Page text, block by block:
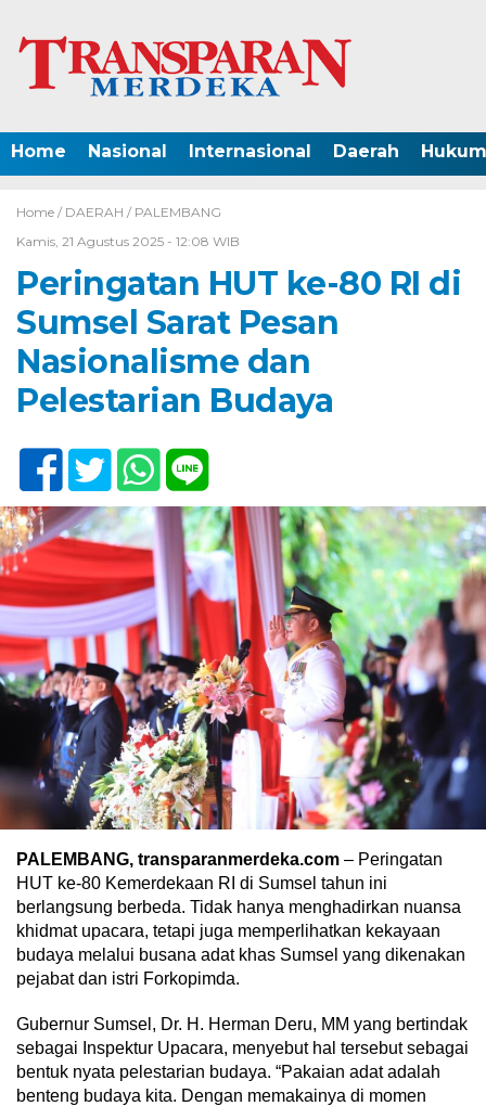
Home Nasional Internasional Daerah
Home / DAERAH / PALEMBANG
Kamis, 21 Agustus 2025 - 12:08 WIB
Peringatan HUT ke-80 RI di
Sumsel Sarat Pesan
Nasionalisme dan
Pelestarian Budaya
PALEMBANG, transparanmerdeka.com – Peringatan
HUT ke-80 Kemerdekaan RI di Sumsel tahun ini
berlangsung berbeda. Tidak hanya menghadirkan nuansa
khidmat upacara, tetapi juga memperlihatkan kekayaan
budaya melalui busana adat khas Sumsel yang dikenakan
pejabat dan istri Forkopimda.
Gubernur Sumsel, Dr. H. Herman Deru, MM yang bertindak
sebagai Inspektur Upacara, menyebut hal tersebut sebagai
bentuk nyata pelestarian budaya. “Pakaian adat adalah
benteng budaya kita. Dengan memakainya di momen